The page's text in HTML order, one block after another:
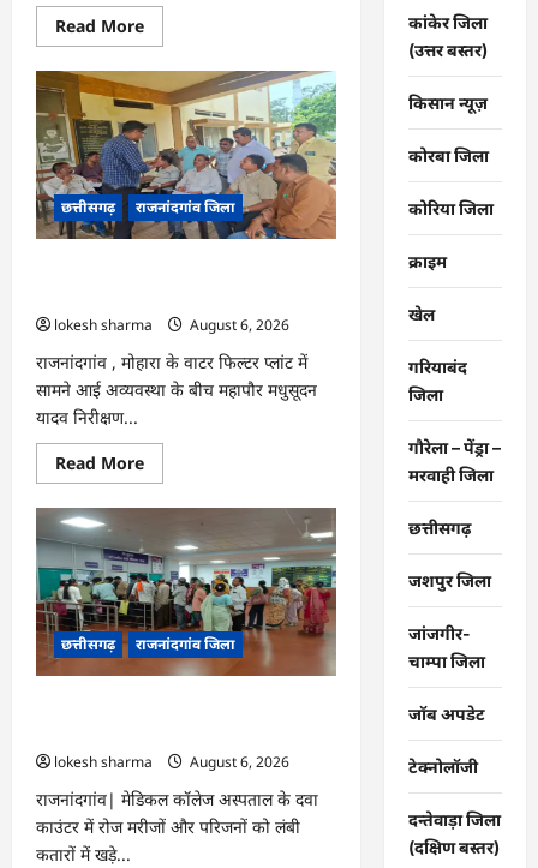
Read MoreRead
more
राजनांदगांव
:
107
करोड़
बकाया,
प्री-
पेड
व्यवस्था
में
3
माह
कंपनी…
छत्तीसगढ़ राजनांदगांव जिला
lokesh sharma
August 6, 2026
राजनांदगांव , मोहारा के वाटर फिल्टर प्लांट में
सामने आई अव्यवस्था के बीच महापौर मधुसूदन
यादव निरीक्षण...
Read MoreRead
more
राजनांदगांव
महापौर
ने
फिल्टर
प्लांट
संचालक
से
कहा-
व्यवस्था
दुरुस्त
छत्तीसगढ़ राजनांदगांव जिला
lokesh sharma
August 6, 2026
राजनांदगांव| मेडिकल कॉलेज अस्पताल के दवा
काउंटर में रोज मरीजों और परिजनों को लंबी
कतारों में खड़े...
कांकेर जिला
(उत्तर बस्तर)
किसान न्यूज़
कोरबा जिला
कोरिया जिला
क्राइम
खेल
गरियाबंद
जिला
गौरेला – पेंड्रा –
मरवाही जिला
छत्तीसगढ़
जशपुर जिला
जांजगीर-
चाम्पा जिला
जॉब अपडेट
टेक्नोलॉजी
दन्तेवाड़ा जिला
(दक्षिण बस्तर)